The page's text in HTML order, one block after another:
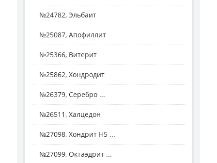
№24782, Эльбаит
№25087, Апофиллит
№25366, Витерит
№25862, Хондродит
№26379, Серебро ...
№26511, Халцедон
№27098, Хондрит H5 ...
№27099, Октаэдрит ...